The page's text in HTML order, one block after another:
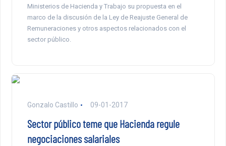
Ministerios de Hacienda y Trabajo su propuesta en el
marco de la discusión de la Ley de Reajuste General de
Remuneraciones y otros aspectos relacionados con el
sector público.
Gonzalo Castillo 09-01-2017
Sector público teme que Hacienda regule
negociaciones salariales